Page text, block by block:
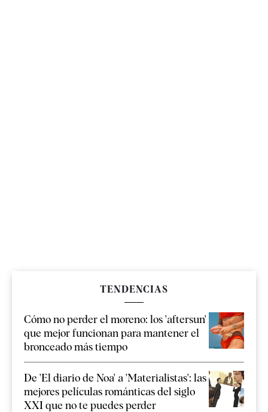
TENDENCIAS
Cómo no perder el moreno: los 'aftersun'
que mejor funcionan para mantener el
bronceado más tiempo
De 'El diario de Noa' a 'Materialistas': las
mejores películas románticas del siglo
XXI que no te puedes perder